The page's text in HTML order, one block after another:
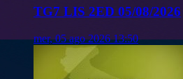
TG7 LIS 2ED 05/08/2026
mer, 05 ago 2026 13:50